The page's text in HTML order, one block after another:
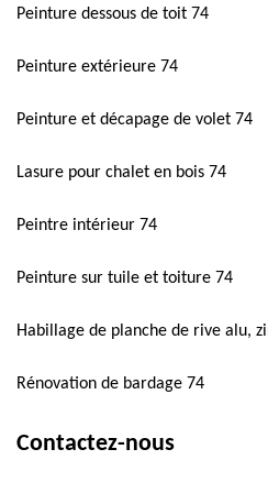
Peinture dessous de toit 74
Peinture extérieure 74
Peinture et décapage de volet 74
Lasure pour chalet en bois 74
Peintre intérieur 74
Peinture sur tuile et toiture 74
Habillage de planche de rive alu,
Rénovation de bardage 74
Contactez-nous